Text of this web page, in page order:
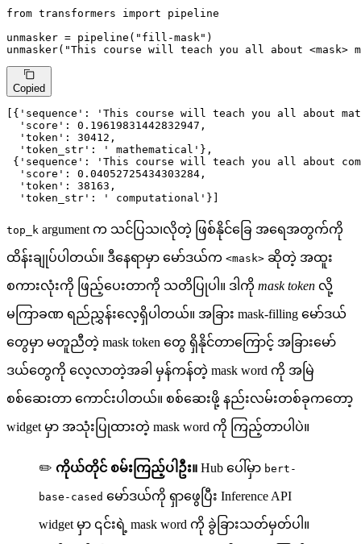
from transformers import pipeline
unmasker = pipeline( "fill-mask" )
unmasker( "This course will teach you all about <mask>
Copied
[{ 'sequence' :
'This course will teach you all about
'score' : 0.19619831442832947 ,
'token' : 30412 ,
'token_str' : ' mathematical' },
{ 'sequence' :
'This course will teach you all about
'score' : 0.04052725434303284 ,
'token' : 38163 ,
'token_str' : ' computational' }]
top_k argument က သင်ပြသ၊လိုတဲ့ ဖြစ်နိုင်ခြေ အရေအတွက်ကို
ထိန်းချုပ်ပါတယ်။ ဒီနေရာမှာ မော်ဒယ်က <mask> ဆိုတဲ့ အထူး
စကားလုံးကို ဖြည့်ပေးတာကို သတိပြုပါ။ ဒါကို mask token လို့
မကြာခဏ ရည်ညွှန်းလေ့ရှိပါတယ်။ အခြား mask-filling မော်ဒယ်
တွေမှာ မတူညီတဲ့ mask token တွေ ရှိနိုင်တာကြောင့် အခြားမော်
ဒယ်တွေကို လေ့လာတဲ့အခါ မှန်ကန်တဲ့ mask word ကို အမြဲ
စစ်ဆေးတာ ကောင်းပါတယ်။ စစ်ဆေးဖို့ နည်းလမ်းတစ်ခုကတော့
widget မှာ အသုံးပြုထားတဲ့ mask word ကို ကြည့်တာပါပဲ။
✏️ ကိုယ်တိုင် စမ်းကြည့်ပါဦး။ Hub ပေါ်မှာ bert-
base-cased မော်ဒယ်ကို ရှာဖွေပြီး Inference API
widget မှာ ၎င်းရဲ့ mask word ကို ခွဲခြားသတ်မှတ်ပါ။